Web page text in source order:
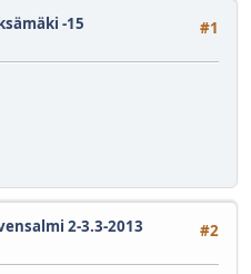
#1
-15
#2
2-3.3-2013